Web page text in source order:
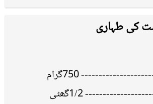
کی طہاری
750گرام
1/2گھٹی